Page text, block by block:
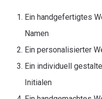
Ein handgefertigtes
Namen
Ein personalisierter
Ein individuell
Initialen